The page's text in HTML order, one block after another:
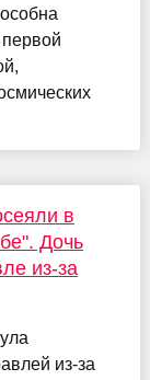
первой
в
Дочь
из-за
из-за